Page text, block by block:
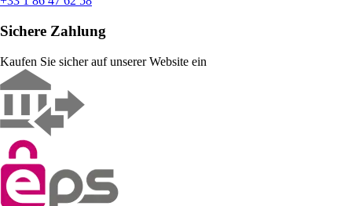
Sichere Zahlung
Kaufen Sie sicher auf unserer Website ein